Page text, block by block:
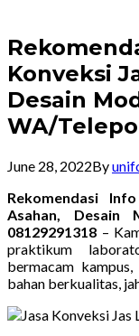
Konveksi
Desain
WA/
June 28, 2022By
Rekomendasi
Asahan, Desain
08129291318 –
praktikum
bermacam
bahan berkualitas,